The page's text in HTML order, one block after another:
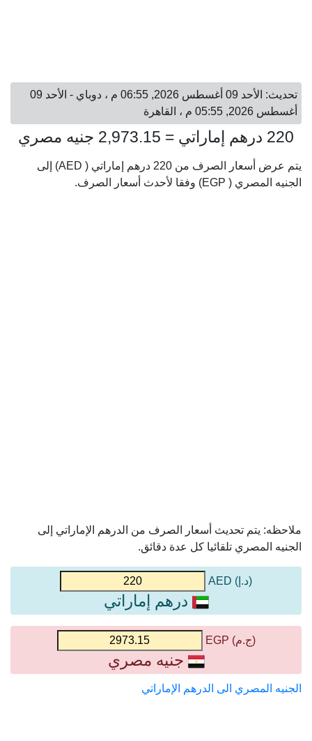
تحديث: الأحد 09 أغسطس 2026, 06:55 م ، دوباي - الأحد 09
أغسطس 2026, 05:55 م ، القاهرة
220 درهم إماراتي = 2,973.15 جنيه مصري
يتم عرض أسعار الصرف من 220 درهم إماراتي ( AED) إلى
الجنيه المصري ( EGP) وفقا لأحدث أسعار الصرف.
ملاحظه: يتم تحديث أسعار الصرف من الدرهم الإماراتي إلى
الجنيه المصري تلقائيا كل عدة دقائق.
(د.إ) AED
درهم إماراتي
(ج.م) EGP
جنيه مصري
الجنيه المصري الى الدرهم الإماراتي